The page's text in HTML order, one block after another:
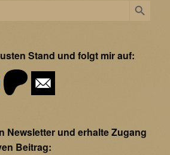
Stand und folgt mir auf:
Newsletter und erhalte Zugang
Beitrag: